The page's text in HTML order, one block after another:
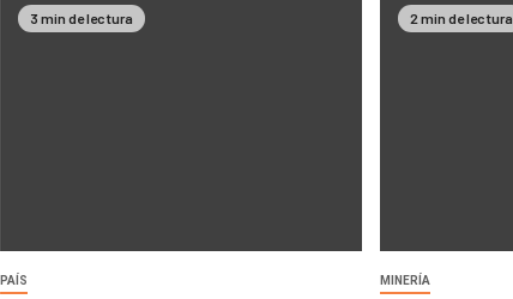
3 min de lectura
PAÍS
2 min de lectura
MINERÍA